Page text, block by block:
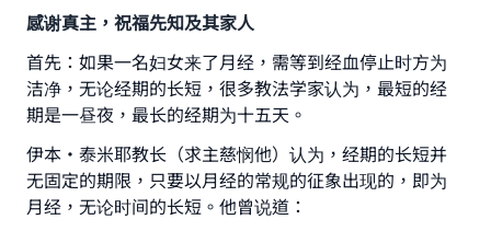
感谢真主，祝福先知及其家人
首先：如果一名妇女来了月经，需等到经血停止时方为
洁净，无论经期的长短，很多教法学家认为，最短的经
期是一昼夜，最长的经期为十五天。
伊本·泰米耶教长（求主慈悯他）认为，经期的长短并
无固定的期限，只要以月经的常规的征象出现的，即为
月经，无论时间的长短。他曾说道：